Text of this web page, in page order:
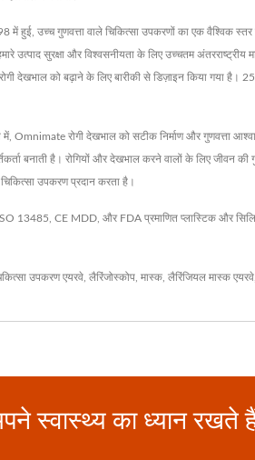
उच्च गुणवत्ता वाले चिकित्सा उपकरणों का एक वैश्विक स्तर
उत्पाद सुरक्षा और विश्वसनीयता के लिए उच्चतम
देखभाल को बढ़ाने के लिए बारीकी से डिज़ाइन किया गया
Omnimate रोगी देखभाल को सटीक निर्माण और गुणवत्ता
बनाती है। रोगियों और देखभाल करने वालों के लिए जीवन
उपकरण प्रदान करता है।
13485, CE MDD, और FDA प्रमाणित प्लास्टिक और
उपकरणएयरवे लैरिंजोस्कोप मास्क लैरिंजियल मास्क एयरवे
स्वास्थ्य का ध्यान रखते